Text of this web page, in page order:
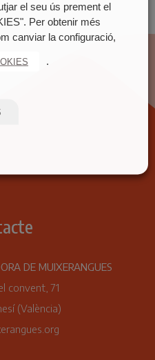
DE MUIXERANGUES
convent, 71
(València)
el seu ús prement el
Per obtenir més
canviar la configuració,
.